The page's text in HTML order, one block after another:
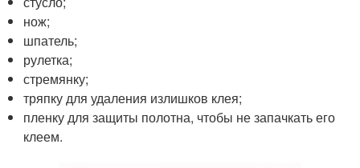
нож;
шпатель;
рулетка;
стремянку;
тряпку для удаления излишков клея;
пленку для защиты полотна, чтобы не запачкать его
клеем.